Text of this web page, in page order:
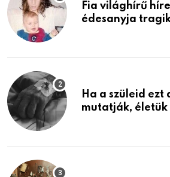
Fia világhírű
édesanyja
Ha a szüleid ezt
mutatják, életük